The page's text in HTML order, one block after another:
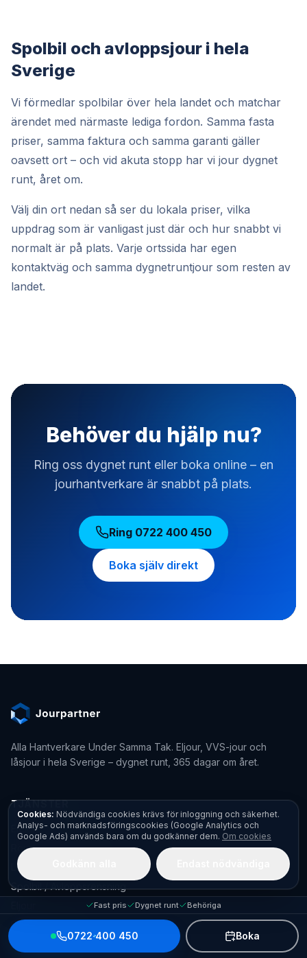
Spolbil och avloppsjour i hela
Sverige
Vi förmedlar spolbilar över hela landet och matchar
ärendet med närmaste lediga fordon. Samma fasta
priser, samma faktura och samma garanti gäller
oavsett ort – och vid akuta stopp har vi jour dygnet
runt, året om.
Välj din ort nedan så ser du lokala priser, vilka
uppdrag som är vanligast just där och hur snabbt vi
normalt är på plats. Varje ortssida har egen
kontaktväg och samma dygnetruntjour som resten av
landet.
Behöver du hjälp nu?
Ring oss dygnet runt eller boka online – en
jourhantverkare är snabbt på plats.
Ring 0722 400 450
Boka själv direkt
Alla Hantverkare Under Samma Tak. Eljour, VVS-jour och
låsjour i hela Sverige – dygnet runt, 365 dagar om året.
TJÄNSTER
Elektriker
Rörmokare / VVS-jour
Låssmed / Låsjour
Spolbil / Avloppsrensning
Eljour Stockholm
Eljour Göteborg
Fast pris Dygnet runt Behöriga
0722 400 450 Boka
Cookies: Nödvändiga cookies krävs för inloggning och säkerhet.
Analys- och marknadsföringscookies (Google Analytics och
Google Ads) används bara om du godkänner dem. Om cookies